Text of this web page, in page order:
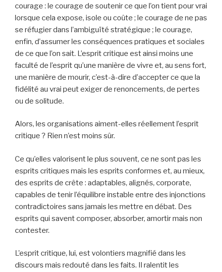
courage : le courage de soutenir ce que l’on tient pour vrai
lorsque cela expose, isole ou coûte ; le courage de ne pas
se réfugier dans l’ambiguïté stratégique ; le courage,
enfin, d’assumer les conséquences pratiques et sociales
de ce que l’on sait. L’esprit critique est ainsi moins une
faculté de l’esprit qu’une manière de vivre et, au sens fort,
une manière de mourir, c’est-à-dire d’accepter ce que la
fidélité au vrai peut exiger de renoncements, de pertes
ou de solitude.
Alors, les organisations aiment-elles réellement l’esprit
critique ? Rien n’est moins sûr.
Ce qu’elles valorisent le plus souvent, ce ne sont pas les
esprits critiques mais les esprits conformes et, au mieux,
des esprits de crête : adaptables, alignés, corporate,
capables de tenir l’équilibre instable entre des injonctions
contradictoires sans jamais les mettre en débat. Des
esprits qui savent composer, absorber, amortir mais non
contester.
L’esprit critique, lui, est volontiers magnifié dans les
discours mais redouté dans les faits. Il ralentit les